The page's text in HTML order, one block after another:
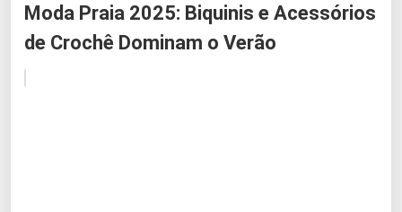
Moda Praia 2025: Biquinis e Acessórios
de Crochê Dominam o Verão